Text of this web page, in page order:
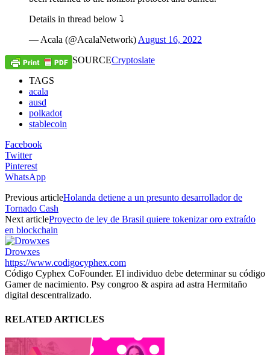
Details in thread below ⤵
— Acala (@AcalaNetwork)August 16, 2022
SOURCECryptoslate
TAGS
acala
ausd
polkadot
stablecoin
Facebook
Twitter
Pinterest
WhatsApp
Previous articleHolanda detiene a un presunto desarrollador de
Tornado Cash
Next articleProyecto de ley de Brasil quiere tokenizar oro extraído
en blockchain
Drowxes
https://www.codigocyphex.com
Código Cyphex CoFounder. El individuo debe determinar su código
Gamer de nacimiento. Psy congroo & aspira ad astra Hermitaño
digital descentralizado.
RELATED ARTICLES